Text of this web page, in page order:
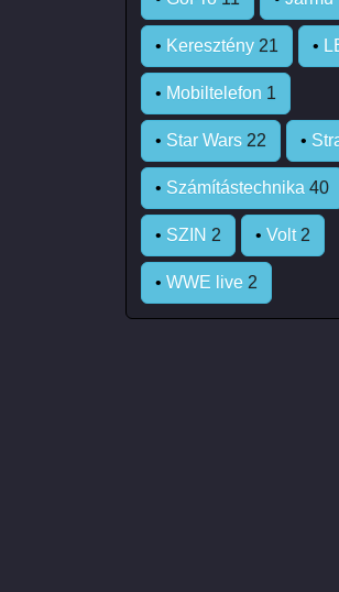
• Keresztény 21 •
• Mobiltelefon 1
• Star Wars 22 •
• Számítástechnika 40
• SZIN 2 • Volt 2
• WWE live 2